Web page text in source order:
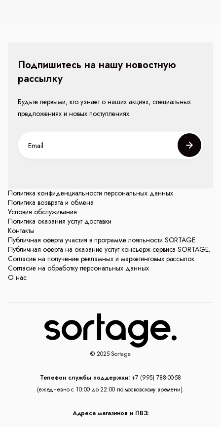
Политика конфиденциальности персональных данных
Политика возврата и обмена
Условия обслуживания
Политика оказания услуг доставки
Контакты
Публичная оферта участия в программе лояльности SORTAGE.
Публичная оферта на оказание услуг консьерж-сервиса SORTAGE.
Согласие на получение рекламных и маркетинговых рассылок
Согласие на обработку персональных данных
О нас
Подпишитесь на нашу новостную
рассылку
Будьте первыми, кто узнает о наших акциях, специальных
предложениях и новых поступлениях
© 2025 Sortage
Телефон службы поддержки: +7 (995) 788-00-58
(ежедневно с 10:00 до 22:00 по московскому времени).
Адреса магазинов и ПВЗ: